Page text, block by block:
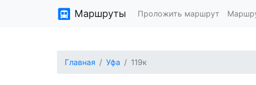
Маршруты Проложить маршрут
Главная Уфа 119к